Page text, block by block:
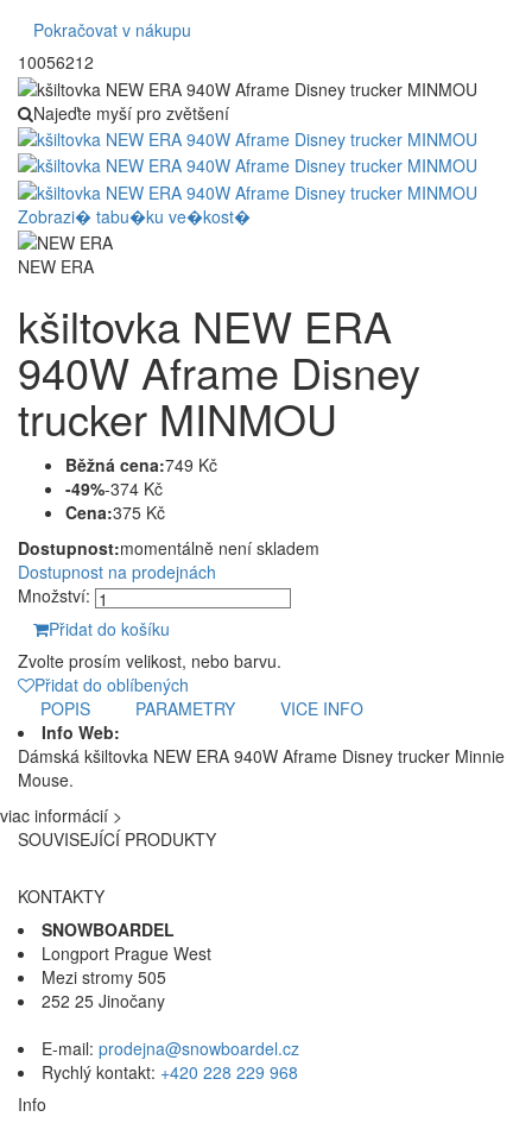
Pokračovat v nákupu
10056212
Najeďte myší pro zvětšení
Zobrazi� tabu�ku ve�kost�
NEW ERA
kšiltovka NEW ERA
940W Aframe Disney
trucker MINMOU
Běžná cena:749 Kč
-49%-374 Kč
Cena:375 Kč
Dostupnost:momentálně není skladem
Dostupnost na prodejnách
Množství:
Přidat do košíku
Zvolte prosím velikost, nebo barvu.
Přidat do oblíbených
POPIS
PARAMETRY
VICE INFO
Info Web:
Dámská kšiltovka NEW ERA 940W Aframe Disney trucker Minnie
Mouse.
viac informácií >
SOUVISEJÍCÍ PRODUKTY
KONTAKTY
SNOWBOARDEL
Longport Prague West
Mezi stromy 505
252 25 Jinočany
E-mail: prodejna@snowboardel.cz
Rychlý kontakt: +420 228 229 968
Info